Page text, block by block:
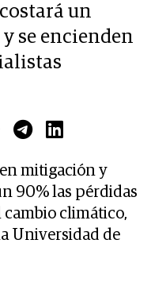
un
se encienden
mitigación y
90% las pérdidas
cambio climático,
Universidad de